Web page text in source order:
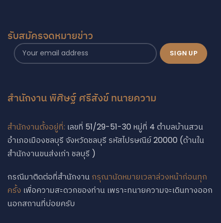
รับสมัครจดหมายข่าว
สำนักงาน พิศิษฐ์ ศรีสังข์ ทนายความ
สำนักงานตั้งอยู่ที่: เลขที่ 51/29-51-30 หมู่ที่ 4 ตำบลบ้านสวน
อำเภอเมืองชลบุรี จังหวัดชลบุรี รหัสไปรษณีย์ 20000 (ด้านใน
สำนักงานขนส่งเก่า ชลบุรี )
กรณีมาติดต่อที่สำนักงาน กรุณานัดหมายเวลาล่วงหน้าก่อนทุก
ครั้ง เพื่อความสะดวกของท่าน เพราะทนายความจะเดินทางออก
นอกสถานที่บ่อยครับ
Phone